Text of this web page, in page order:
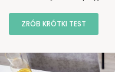
ZRÓB KRÓTKI TEST